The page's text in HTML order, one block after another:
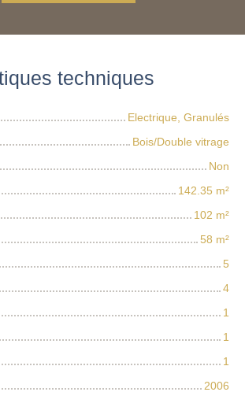
techniques
Electrique, Granulés
Bois/Double vitrage
Non
142.35 m²
102 m²
58 m²
5
4
1
1
1
2006